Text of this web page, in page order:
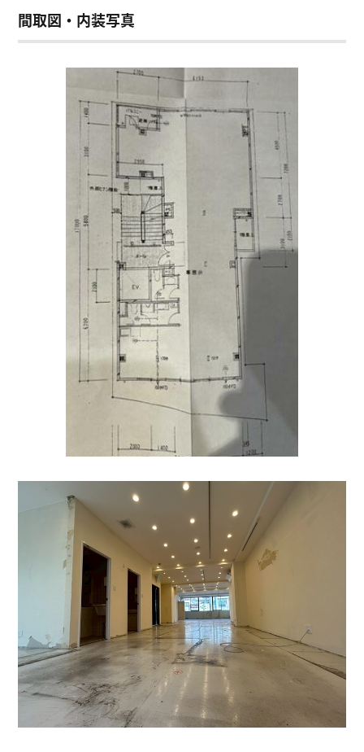
間取図・内装写真